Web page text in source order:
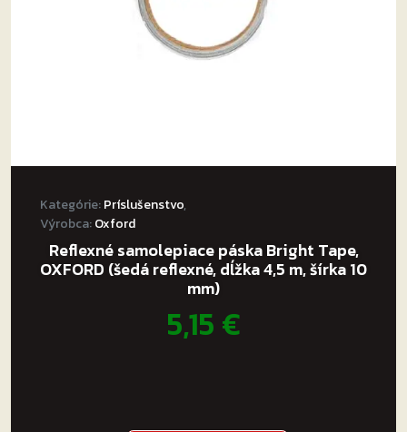
Kategórie:Príslušenstvo,
Výrobca:Oxford
Reflexné samolepiace páska Bright Tape,
OXFORD (šedá reflexné, dĺžka 4,5 m, šírka 10
mm)
5,15€